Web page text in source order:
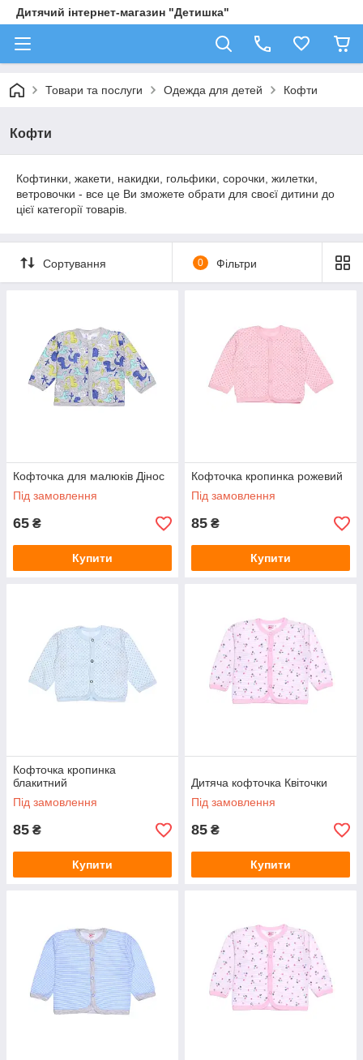
Дитячий інтернет-магазин "Детишка"
Товари та послуги Одежда для детей Кофти
Кофти
Кофтинки, жакети, накидки, гольфики, сорочки, жилетки,
ветровочки - все це Ви зможете обрати для своєї дитини до
цієї категорії товарів.
Сортування 0 Фільтри
Кофточка для малюків Дінос
Під замовлення
65 ₴
Купити
Кофточка кропинка рожевий
Під замовлення
85 ₴
Купити
Кофточка кропинка
блакитний
Під замовлення
85 ₴
Купити
Дитяча кофточка Квіточки
Під замовлення
85 ₴
Купити